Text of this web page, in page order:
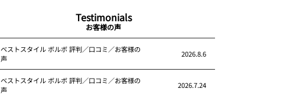
Testimonials
お客様の声
ベストスタイル ボルボ 評判／口コミ／お客様の
声
2026.8.6
ベストスタイル ボルボ 評判／口コミ／お客様の
声
2026.7.24